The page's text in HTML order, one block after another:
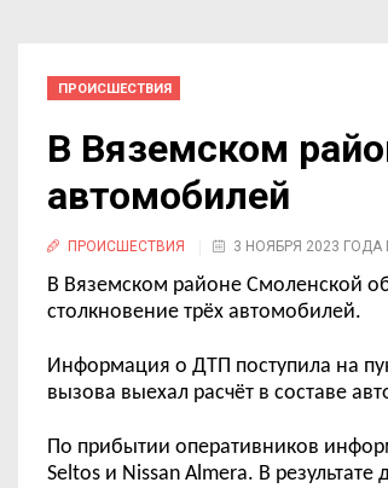
ПРОИСШЕСТВИЯ
В Вяземском
автомобилей
ПРОИСШЕСТВИЯ 3 НОЯБРЯ 2023 ГОДА
В Вяземском районе Смоленской
столкновение трёх автомобилей.
Информация о ДТП поступила на
вызова выехал расчёт в составе
По прибытии оперативников
Seltos и Nissan Almera. В